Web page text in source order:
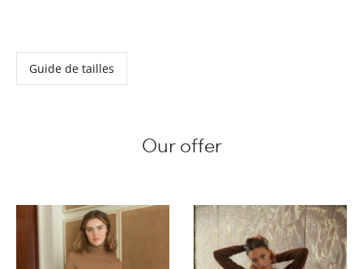
Guide de tailles
Our offer